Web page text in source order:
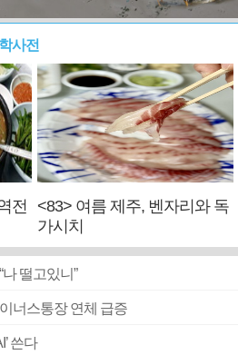
사전
전
<83> 여름 제주, 벤자리와 독
가시치
떨고있니”
너스통장 연체 급증
쓴다